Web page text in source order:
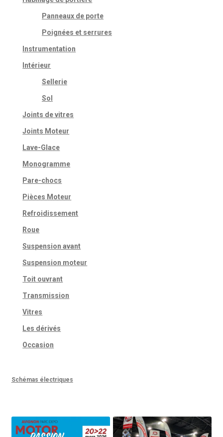
Panneaux de porte
Poignées et serrures
Instrumentation
Intérieur
Sellerie
Sol
Joints de vitres
Joints Moteur
Lave-Glace
Monogramme
Pare-chocs
Pièces Moteur
Refroidissement
Roue
Suspension avant
Suspension moteur
Toit ouvrant
Transmission
Vitres
Les dérivés
Occasion
Schémas électriques